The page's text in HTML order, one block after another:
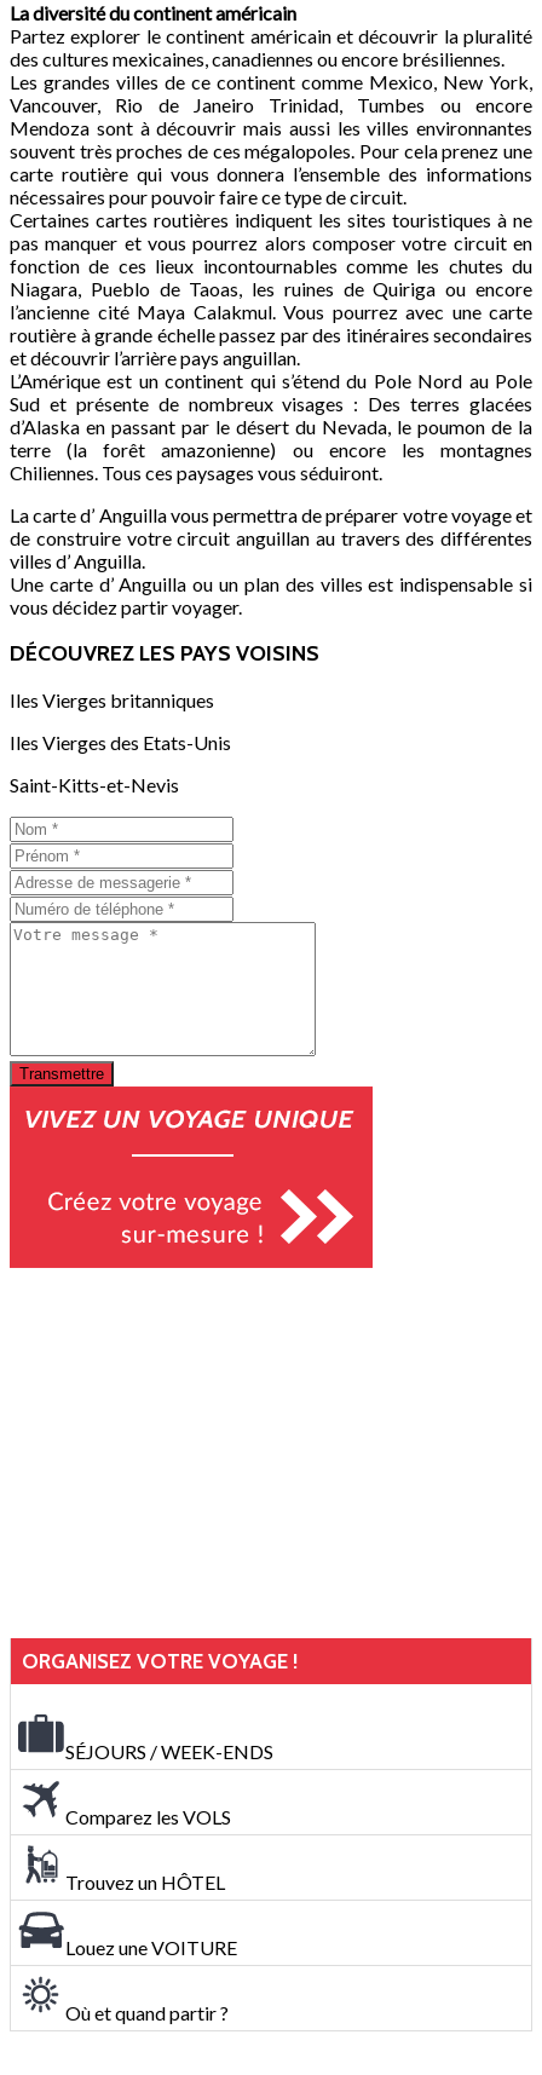
La diversité du continent américain
Partez explorer le continent américain et découvrir la pluralité
des cultures mexicaines, canadiennes ou encore brésiliennes.
Les grandes villes de ce continent comme Mexico, New York,
Vancouver, Rio de Janeiro Trinidad, Tumbes ou encore
Mendoza sont à découvrir mais aussi les villes environnantes
souvent très proches de ces mégalopoles. Pour cela prenez une
carte routière qui vous donnera l’ensemble des informations
nécessaires pour pouvoir faire ce type de circuit.
Certaines cartes routières indiquent les sites touristiques à ne
pas manquer et vous pourrez alors composer votre circuit en
fonction de ces lieux incontournables comme les chutes du
Niagara, Pueblo de Taoas, les ruines de Quiriga ou encore
l’ancienne cité Maya Calakmul. Vous pourrez avec une carte
routière à grande échelle passez par des itinéraires secondaires
et découvrir l’arrière pays anguillan.
L’Amérique est un continent qui s’étend du Pole Nord au Pole
Sud et présente de nombreux visages : Des terres glacées
d’Alaska en passant par le désert du Nevada, le poumon de la
terre (la forêt amazonienne) ou encore les montagnes
Chiliennes. Tous ces paysages vous séduiront.
La carte d’ Anguilla vous permettra de préparer votre voyage et
de construire votre circuit anguillan au travers des différentes
villes d’ Anguilla.
Une carte d’ Anguilla ou un plan des villes est indispensable si
vous décidez partir voyager.
DÉCOUVREZ LES PAYS VOISINS
Iles Vierges britanniques
Iles Vierges des Etats-Unis
Saint-Kitts-et-Nevis
ORGANISEZ VOTRE VOYAGE !
SÉJOURS / WEEK-ENDS
Comparez les VOLS
Trouvez un HÔTEL
Louez une VOITURE
Où et quand partir ?